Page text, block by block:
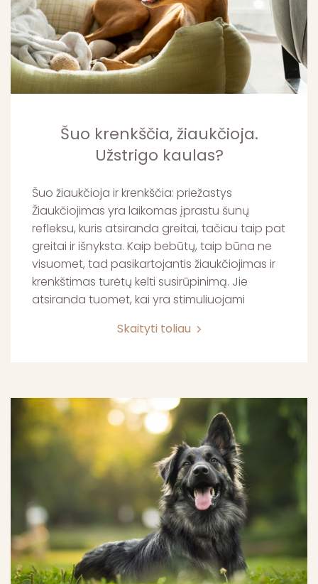
Šuo krenkščia, žiaukčioja.
Užstrigo kaulas?
Šuo žiaukčioja ir krenkščia: priežastys
Žiaukčiojimas yra laikomas įprastu šunų
refleksu, kuris atsiranda greitai, tačiau taip pat
greitai ir išnyksta. Kaip bebūtų, taip būna ne
visuomet, tad pasikartojantis žiaukčiojimas ir
krenkštimas turėtų kelti susirūpinimą. Jie
atsiranda tuomet, kai yra stimuliuojami
Skaityti toliau